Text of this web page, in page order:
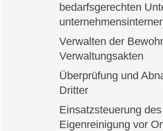
bedarfsgerechten
Verwalten der
Verwaltungsakten
Überprüfung und
Dritter
Einsatzsteuerung
Eigenreinigung vor